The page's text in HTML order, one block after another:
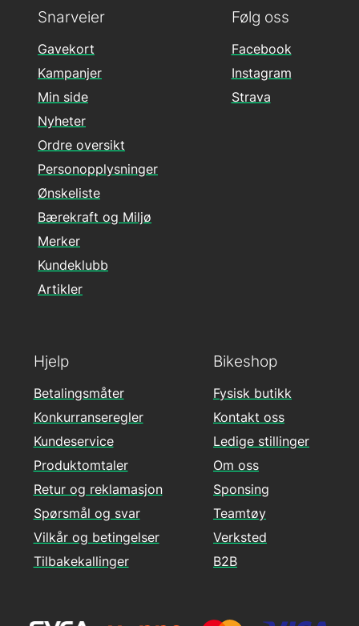
Følg oss
Facebook
Instagram
Strava
Hjelp
Betalingsmåter
Konkurranseregler
Kundeservice
Produktomtaler
Retur og reklamasjon
Spørsmål og svar
Vilkår og betingelser
Tilbakekallinger
Snarveier
Gavekort
Kampanjer
Min side
Nyheter
Ordre oversikt
Personopplysninger
Ønskeliste
Bærekraft og Miljø
Merker
Kundeklubb
Artikler
Bikeshop
Fysisk butikk
Kontakt oss
Ledige stillinger
Om oss
Sponsing
Teamtøy
Verksted
B2B